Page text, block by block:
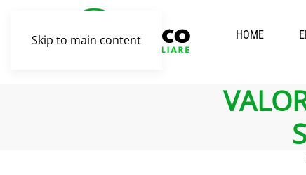
Skip to main content HOME